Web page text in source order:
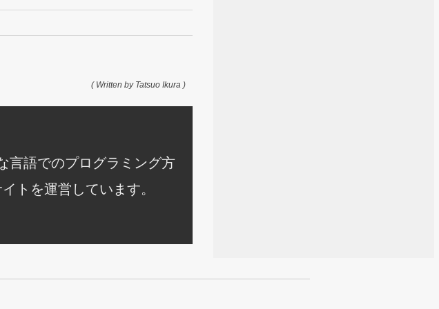
( Written by Tatsuo Ikura )
言語でのプログラミング方
トを運営しています。